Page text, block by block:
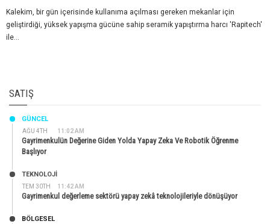
Kalekim, bir gün içerisinde kullanıma açılması gereken mekanlar için
geliştirdiği, yüksek yapışma gücüne sahip seramik yapıştırma harcı 'Rapitech'
ile...
SATIŞ
AĞU 4TH 11:02 AM
GÜNCEL
Gayrimenkulün Değerine Giden Yolda Yapay Zeka Ve Robotik Öğrenme
Başlıyor
TEM 30TH 11:42 AM
TEKNOLOJİ
Gayrimenkul değerleme sektörü yapay zekâ teknolojileriyle dönüşüyor
BÖLGESEL